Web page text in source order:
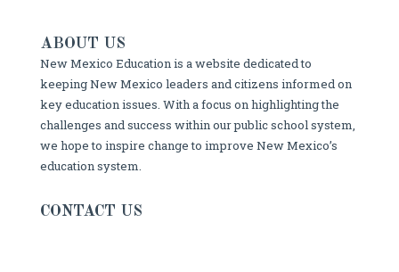
ABOUT US
New Mexico Education is a website dedicated to
keeping New Mexico leaders and citizens informed on
key education issues. With a focus on highlighting the
challenges and success within our public school system,
we hope to inspire change to improve New Mexico’s
education system.
CONTACT US